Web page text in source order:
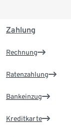
Zahlung
Rechnung
Ratenzahlung
Bankeinzug
Kreditkarte